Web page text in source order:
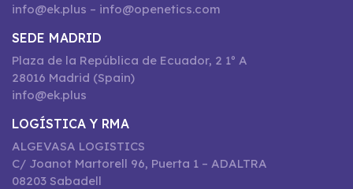
info@ek.plus – info@openetics.com
SEDE MADRID
Plaza de la República de Ecuador, 2 1º A
28016 Madrid (Spain)
info@ek.plus
LOGÍSTICA Y RMA
ALGEVASA LOGISTICS
C/ Joanot Martorell 96, Puerta 1 – ADALTRA
08203 Sabadell